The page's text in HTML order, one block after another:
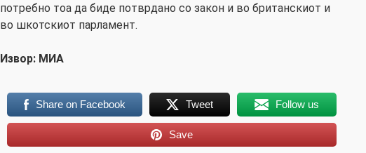
потребно тоа да биде потврдано со закон и во британскиот и
во шкотскиот парламент.
Извор: МИА
Share on Facebook Tweet Follow us
Save